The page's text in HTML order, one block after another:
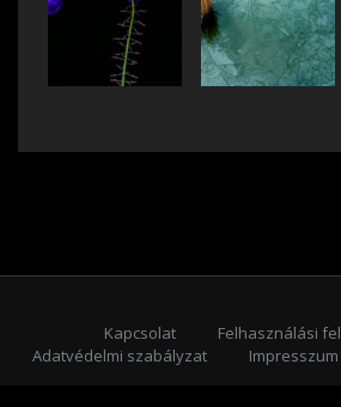
Kapcsolat
Felhasználási
Adatvédelmi szabályzat
Impresszum